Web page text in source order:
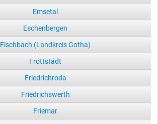
Emsetal
Eschenbergen
Fischbach (Landkreis Gotha)
Fröttstädt
Friedrichroda
Friedrichswerth
Friemar